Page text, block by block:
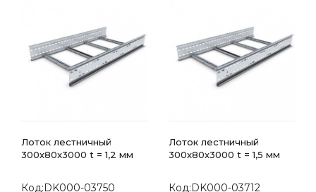
Лоток лестничный
300х80x3000 t = 1,2 мм
Код:DK000-03750
Лоток лестничный
300х80x3000 t = 1,5 мм
Код:DK000-03712